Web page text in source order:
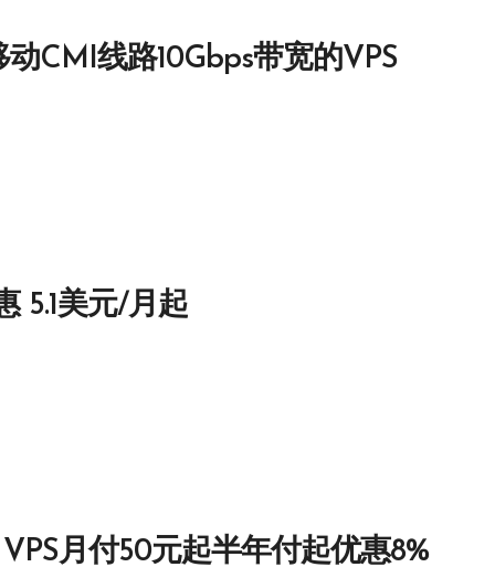
CMI线路10Gbps带宽的VPS
5.1美元/月起
月付50元起半年付起优惠8%